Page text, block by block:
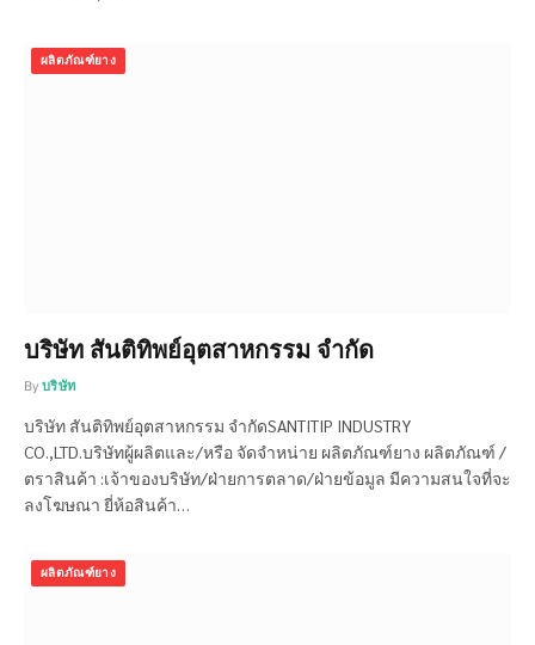
ผลิตภัณฑ์ยาง
บริษัท สันติทิพย์อุตสาหกรรม จำกัด
By บริษัท
บริษัท สันติทิพย์อุตสาหกรรม จำกัดSANTITIP INDUSTRY
CO.,LTD.บริษัทผู้ผลิตและ/หรือ จัดจำหน่าย ผลิตภัณฑ์ยาง ผลิตภัณฑ์ /
ตราสินค้า :เจ้าของบริษัท/ฝ่ายการตลาด/ฝ่ายข้อมูล มีความสนใจที่จะ
ลงโฆษณา ยี่ห้อสินค้า…
ผลิตภัณฑ์ยาง